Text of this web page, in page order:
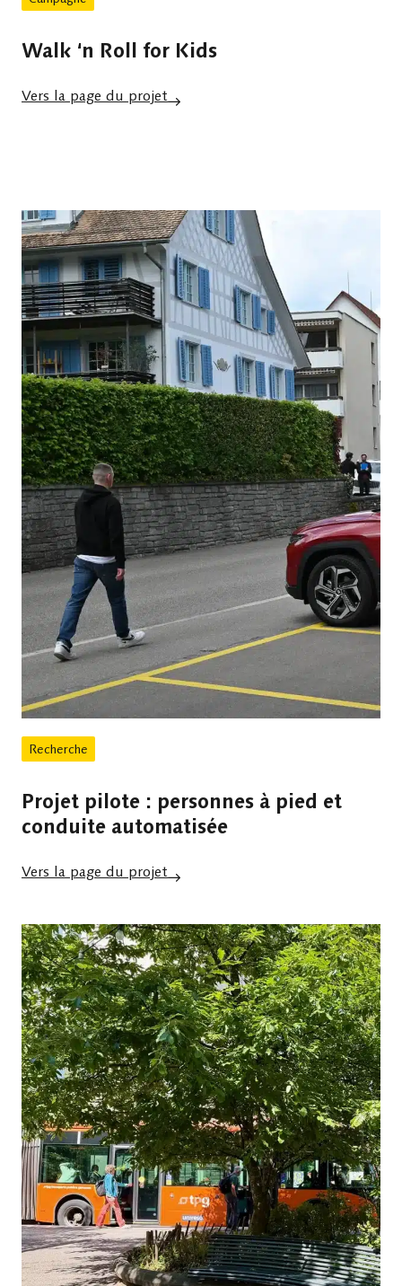
Walk ‘n Roll for Kids
Vers la page du projet
Recherche
Projet pilote : personnes à pied et
conduite automatisée
Vers la page du projet